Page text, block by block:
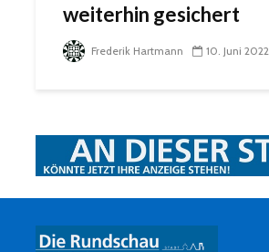
weiterhin gesichert
Frederik Hartmann 10. Juni 2022